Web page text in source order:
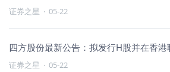
证券之星 · 05-22
四方股份最新公告：拟发行H股并在香
证券之星 · 05-22